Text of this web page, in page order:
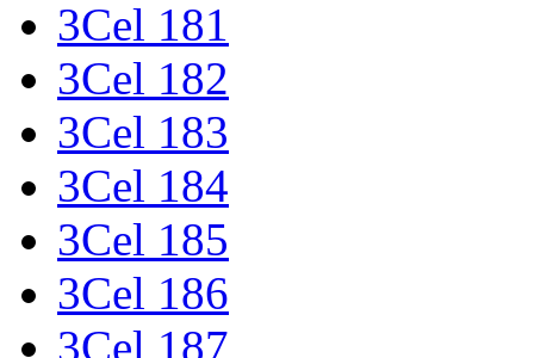
3Cel 181
3Cel 182
3Cel 183
3Cel 184
3Cel 185
3Cel 186
3Cel 187